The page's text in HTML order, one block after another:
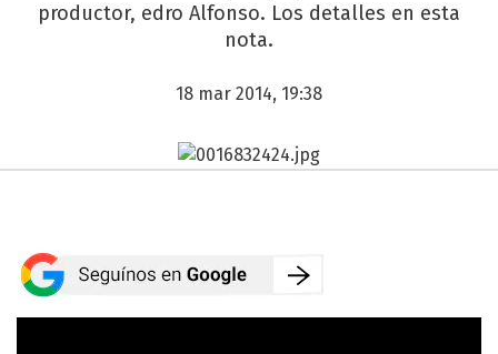
productor, edro Alfonso. Los detalles en esta
nota.
18 mar 2014, 19:38